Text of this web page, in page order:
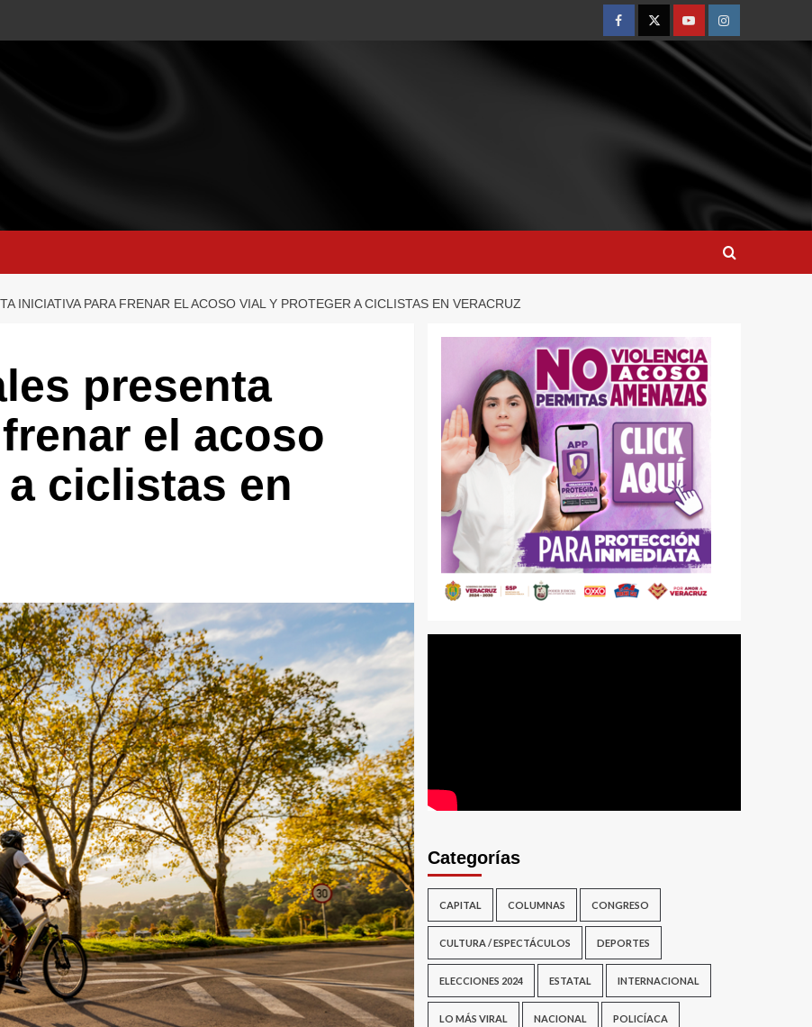
INICIATIVA PARA FRENAR EL ACOSO VIAL Y PROTEGER A CICLISTAS EN VERACRUZ
presenta
el acoso
ciclistas en
Categorías
CAPITAL COLUMNAS CONGRESO
CULTURA / ESPECTÁCULOS DEPORTES
ELECCIONES 2024 ESTATAL INTERNACIONAL
LO MÁS VIRAL NACIONAL POLICÍACA